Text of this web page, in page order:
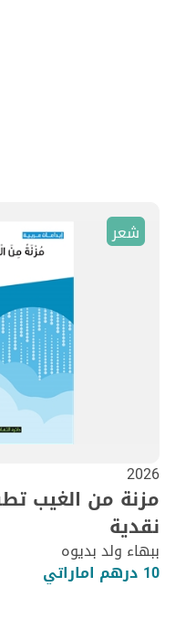
شعر
2026
مزنة من الغيب
نقدية
ببهاء ولد بديوه
10 درهم اماراتي